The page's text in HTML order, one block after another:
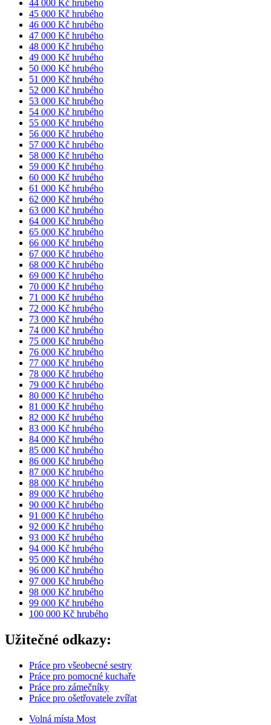
44 000 Kč hrubého
45 000 Kč hrubého
46 000 Kč hrubého
47 000 Kč hrubého
48 000 Kč hrubého
49 000 Kč hrubého
50 000 Kč hrubého
51 000 Kč hrubého
52 000 Kč hrubého
53 000 Kč hrubého
54 000 Kč hrubého
55 000 Kč hrubého
56 000 Kč hrubého
57 000 Kč hrubého
58 000 Kč hrubého
59 000 Kč hrubého
60 000 Kč hrubého
61 000 Kč hrubého
62 000 Kč hrubého
63 000 Kč hrubého
64 000 Kč hrubého
65 000 Kč hrubého
66 000 Kč hrubého
67 000 Kč hrubého
68 000 Kč hrubého
69 000 Kč hrubého
70 000 Kč hrubého
71 000 Kč hrubého
72 000 Kč hrubého
73 000 Kč hrubého
74 000 Kč hrubého
75 000 Kč hrubého
76 000 Kč hrubého
77 000 Kč hrubého
78 000 Kč hrubého
79 000 Kč hrubého
80 000 Kč hrubého
81 000 Kč hrubého
82 000 Kč hrubého
83 000 Kč hrubého
84 000 Kč hrubého
85 000 Kč hrubého
86 000 Kč hrubého
87 000 Kč hrubého
88 000 Kč hrubého
89 000 Kč hrubého
90 000 Kč hrubého
91 000 Kč hrubého
92 000 Kč hrubého
93 000 Kč hrubého
94 000 Kč hrubého
95 000 Kč hrubého
96 000 Kč hrubého
97 000 Kč hrubého
98 000 Kč hrubého
99 000 Kč hrubého
100 000 Kč hrubého
Užitečné odkazy:
Práce pro všeobecné sestry
Práce pro pomocné kuchaře
Práce pro zámečníky
Práce pro ošetřovatele zvířat
Volná místa Most